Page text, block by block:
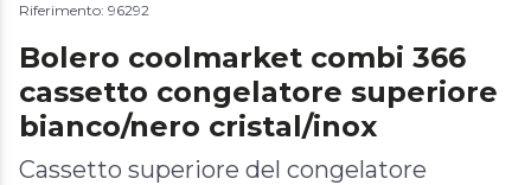
Riferimento: 96292
Bolero coolmarket combi 366
cassetto congelatore superiore
bianco/nero cristal/inox
Cassetto superiore del congelatore